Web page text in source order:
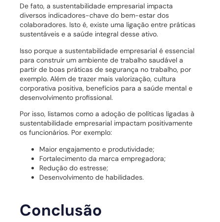
De fato, a sustentabilidade empresarial impacta
diversos indicadores-chave do bem-estar dos
colaboradores. Isto é, existe uma ligação entre práticas
sustentáveis e a saúde integral desse ativo.
Isso porque a sustentabilidade empresarial é essencial
para construir um ambiente de trabalho saudável a
partir de boas práticas de segurança no trabalho, por
exemplo. Além de trazer mais valorização, cultura
corporativa positiva, benefícios para a saúde mental e
desenvolvimento profissional.
Por isso, listamos como a adoção de políticas ligadas à
sustentabilidade empresarial impactam positivamente
os funcionários. Por exemplo:
Maior engajamento e produtividade;
Fortalecimento da marca empregadora;
Redução do estresse;
Desenvolvimento de habilidades.
Conclusão